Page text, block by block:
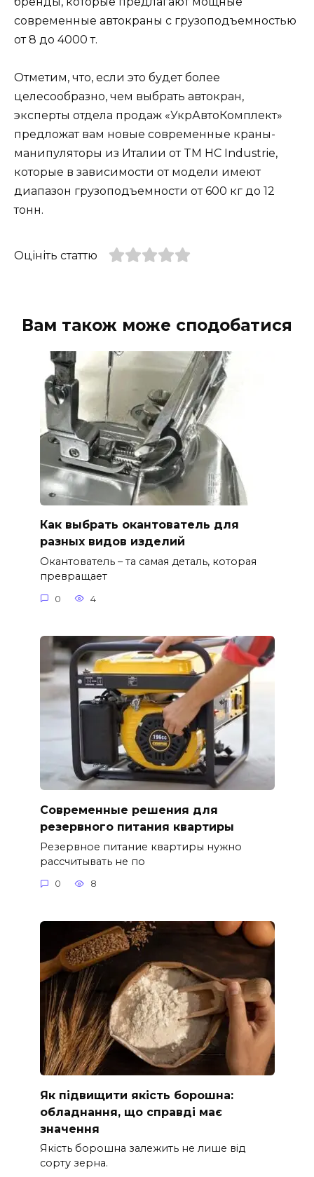
современные автокраны с грузоподъемностью
от 8 до 4000 т.
Отметим, что, если это будет более
целесообразно, чем выбрать автокран,
эксперты отдела продаж «УкрАвтоКомплект»
предложат вам новые современные краны-
манипуляторы из Италии от TM HC Industrie,
которые в зависимости от модели имеют
диапазон грузоподъемности от 600 кг до 12
тонн.
Оцініть статтю
Вам також може сподобатися
Как выбрать окантователь для
разных видов изделий
Окантователь – та самая деталь, которая
превращает
0 4
Современные решения для
резервного питания квартиры
Резервное питание квартиры нужно
рассчитывать не по
0 8
Як підвищити якість борошна:
обладнання, що справді має
значення
Якість борошна залежить не лише від
сорту зерна.